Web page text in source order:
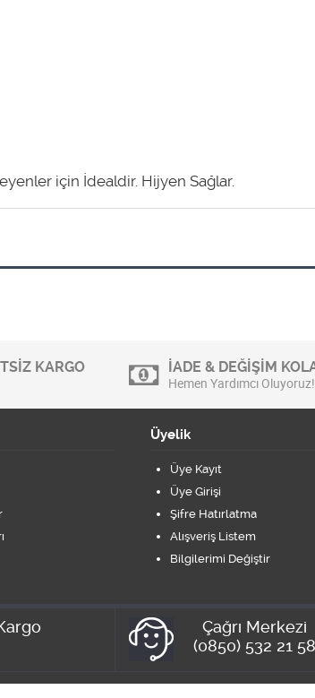
için İdealdir. Hijyen Sağlar.
KARGO İADE & DEĞİŞİM
Hemen Yardımcı Oluyoruz!
Üyelik
Üye Kayıt
Üye Girişi
Şifre Hatırlatma
Alışveriş Listem
Bilgilerimi Değiştir
Çağrı Merkezi
(0850) 532 21 58